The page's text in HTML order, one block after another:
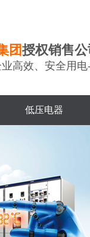
团授权销售
高效、安全用
低压电器